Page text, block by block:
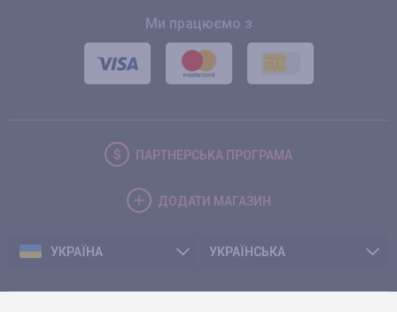
Ми працюємо з
ПАРТНЕРСЬКА ПРОГРАМА
ДОДАТИ МАГАЗИН
УКРАЇНА УКРАЇНСЬКА